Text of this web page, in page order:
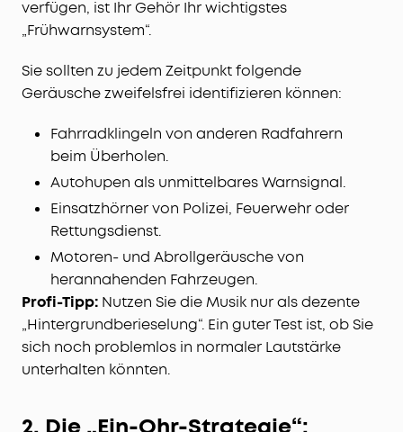
verfügen, ist Ihr Gehör Ihr wichtigstes
„Frühwarnsystem“.
Sie sollten zu jedem Zeitpunkt folgende
Geräusche zweifelsfrei identifizieren können:
Fahrradklingeln von anderen Radfahrern
beim Überholen.
Autohupen als unmittelbares Warnsignal.
Einsatzhörner von Polizei, Feuerwehr oder
Rettungsdienst.
Motoren- und Abrollgeräusche von
herannahenden Fahrzeugen.
Profi-Tipp: Nutzen Sie die Musik nur als dezente
„Hintergrundberieselung“. Ein guter Test ist, ob Sie
sich noch problemlos in normaler Lautstärke
unterhalten könnten.